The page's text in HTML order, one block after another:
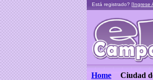
Está registrado? [Ingrese
Home Ciudad